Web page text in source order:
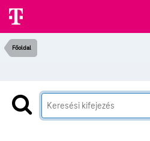
Főoldal